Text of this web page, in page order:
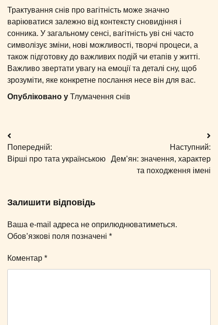
Трактування снів про вагітність може значно
варіюватися залежно від контексту сновидіння і
сонника. У загальному сенсі, вагітність уві сні часто
символізує зміни, нові можливості, творчі процеси, а
також підготовку до важливих подій чи етапів у житті.
Важливо звертати увагу на емоції та деталі сну, щоб
зрозуміти, яке конкретне послання несе він для вас.
Опубліковано у Тлумачення снів
Навігація
записів
Попередній:
Вірші про тата українською
Наступний:
Дем’ян: значення, характер
та походження імені
Залишити відповідь
Ваша e-mail адреса не оприлюднюватиметься.
Обов’язкові поля позначені *
Коментар *